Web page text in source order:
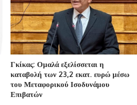
Γκίκας: Ομαλά εξελίσσεται η
καταβολή των 23,2 εκατ. ευρώ μέσω
του Μεταφορικού Ισοδυνάμου
Επιβατών